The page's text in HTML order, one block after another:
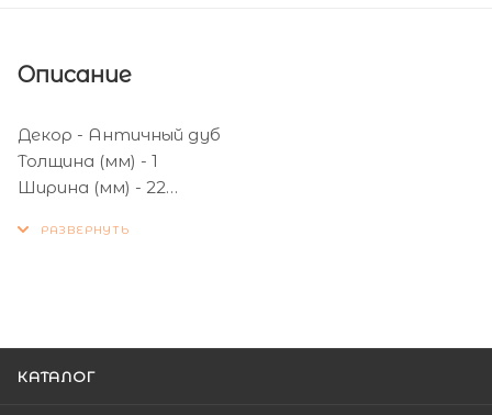
Описание
Декор - Античный дуб
Толщина (мм) - 1
Ширина (мм) - 22
КАТАЛОГ